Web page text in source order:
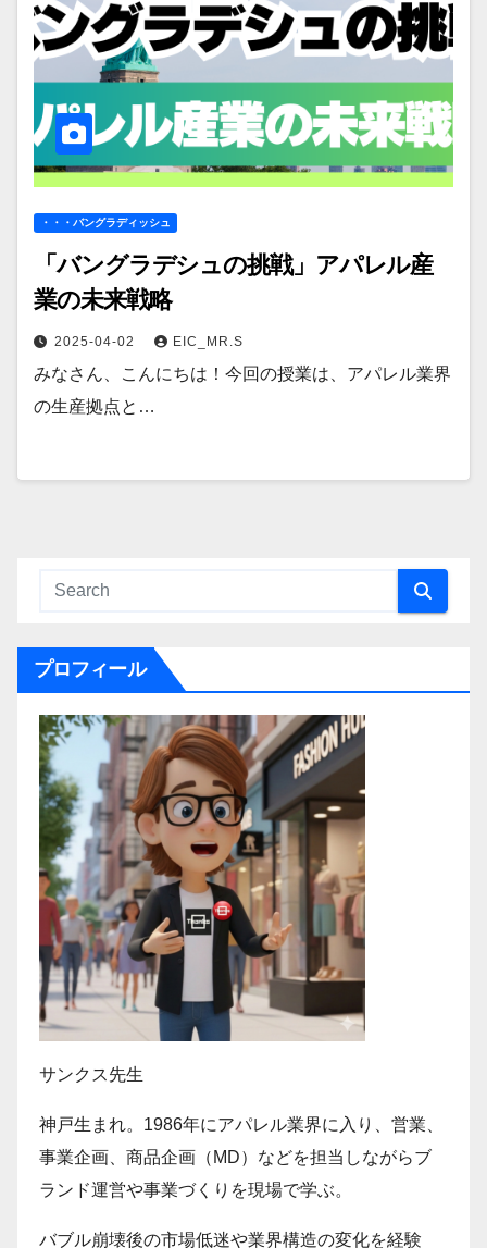
・・・バングラディッシュ
「バングラデシュの挑戦」アパレル産
業の未来戦略
2025-04-02 EIC_MR.S
みなさん、こんにちは！今回の授業は、アパレル業界
の生産拠点と…
プロフィール
サンクス先生
神戸生まれ。1986年にアパレル業界に入り、営業、
事業企画、商品企画（MD）などを担当しながらブ
ランド運営や事業づくりを現場で学ぶ。
バブル崩壊後の市場低迷や業界構造の変化を経験